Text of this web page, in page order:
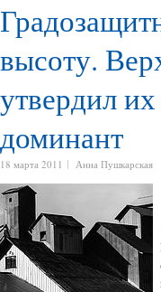
высоту.
утвердил
доминант
18 марта 2011 Анна Пушкарская